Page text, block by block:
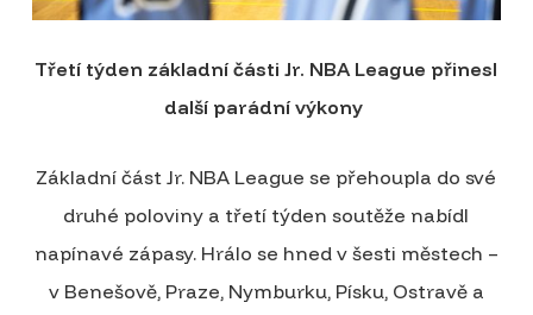
Třetí týden základní části Jr. NBA League přinesl
další parádní výkony
Základní část Jr. NBA League se přehoupla do své
druhé poloviny a třetí týden soutěže nabídl
napínavé zápasy. Hrálo se hned v šesti městech –
v Benešově, Praze, Nymburku, Písku, Ostravě a